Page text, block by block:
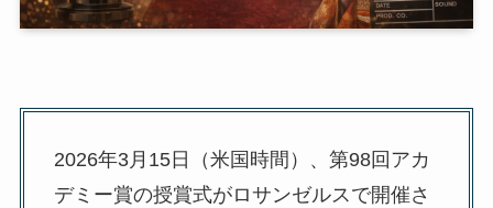
2026年3月15日（米国時間）、第98回アカ
デミー賞の授賞式がロサンゼルスで開催さ